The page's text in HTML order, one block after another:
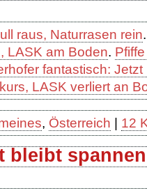
raus, Naturrasen rein
LASK am Boden.
fantastisch:
LASK verliert an
, Österreich 12
bleibt